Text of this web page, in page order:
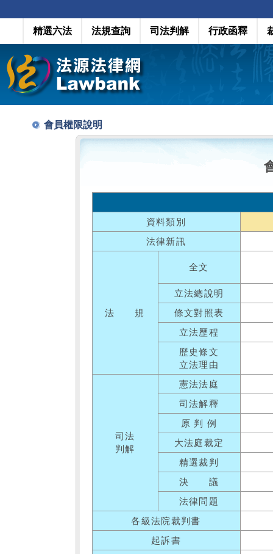
精選六法 法規查詢 司法判解 行政函釋
會員權限說明
資料類別
法律新訊
法 規
全文
立法總說明
條文對照表
立法歷程
歷史條文
立法理由
司法
判解
憲法法庭
司法解釋
原 判 例
大法庭裁定
精選裁判
決 議
法律問題
各級法院裁判書
起訴書